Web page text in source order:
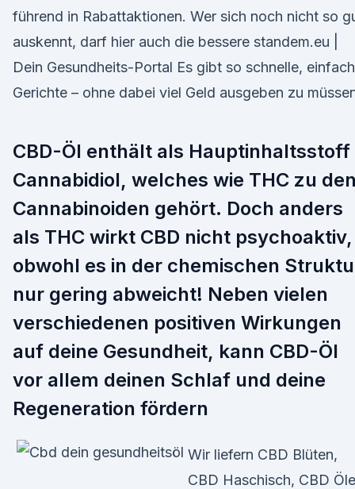
führend in Rabattaktionen. Wer sich noch nicht so
auskennt, darf hier auch die bessere standem.eu |
Dein Gesundheits-Portal Es gibt so schnelle,
Gerichte – ohne dabei viel Geld ausgeben zu
CBD-Öl enthält als Hauptinhaltsstoff
Cannabidiol, welches wie THC zu den
Cannabinoiden gehört. Doch anders
als THC wirkt CBD nicht psychoaktiv,
obwohl es in der chemischen
nur gering abweicht! Neben vielen
verschiedenen positiven Wirkungen
auf deine Gesundheit, kann CBD-Öl
vor allem deinen Schlaf und deine
Regeneration fördern
Wir liefern CBD Blüten,
CBD Haschisch, CBD Öle